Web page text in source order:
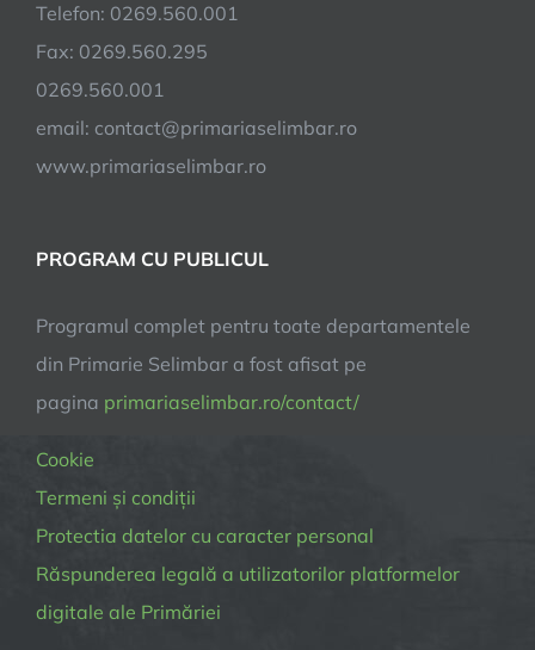
Telefon: 0269.560.001
Fax: 0269.560.295
0269.560.001
email: contact@primariaselimbar.ro
www.primariaselimbar.ro
PROGRAM CU PUBLICUL
Programul complet pentru toate departamentele
din Primarie Selimbar a fost afisat pe
pagina primariaselimbar.ro/contact/
Cookie
Termeni și condiții
Protectia datelor cu caracter personal
Răspunderea legală a utilizatorilor platformelor
digitale ale Primăriei